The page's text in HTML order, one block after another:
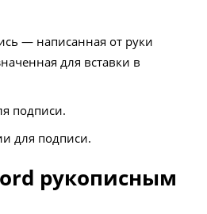
— написанная от руки
для вставки в
подписи.
для подписи.
рукописным